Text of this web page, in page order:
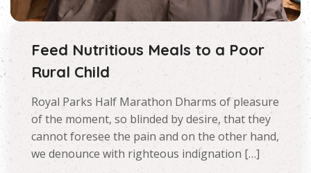
Feed Nutritious Meals to a Poor
Rural Child
Royal Parks Half Marathon Dharms of pleasure
of the moment, so blinded by desire, that they
cannot foresee the pain and on the other hand,
we denounce with righteous indignation […]